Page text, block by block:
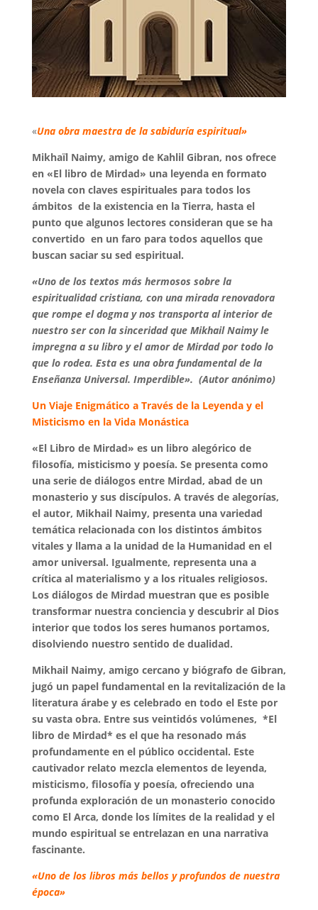
«Una obra maestra de la sabiduría espiritual»
Mikhaïl Naimy, amigo de Kahlil Gibran, nos ofrece
en «El libro de Mirdad» una leyenda en formato
novela con claves espirituales para todos los
ámbitos de la existencia en la Tierra, hasta el
punto que algunos lectores consideran que se ha
convertido en un faro para todos aquellos que
buscan saciar su sed espiritual.
«Uno de los textos más hermosos sobre la
espiritualidad cristiana, con una mirada renovadora
que rompe el dogma y nos transporta al interior de
nuestro ser con la sinceridad que Mikhail Naimy le
impregna a su libro y el amor de Mirdad por todo lo
que lo rodea. Esta es una obra fundamental de la
Enseñanza Universal. Imperdible». (Autor anónimo)
Un Viaje Enigmático a Través de la Leyenda y el
Misticismo en la Vida Monástica
«El Libro de Mirdad» es un libro alegórico de
filosofía, misticismo y poesía. Se presenta como
una serie de diálogos entre Mirdad, abad de un
monasterio y sus discípulos. A través de alegorías,
el autor, Mikhail Naimy, presenta una variedad
temática relacionada con los distintos ámbitos
vitales y llama a la unidad de la Humanidad en el
amor universal. Igualmente, representa una a
crítica al materialismo y a los rituales religiosos.
Los diálogos de Mirdad muestran que es posible
transformar nuestra conciencia y descubrir al Dios
interior que todos los seres humanos portamos,
disolviendo nuestro sentido de dualidad.
Mikhail Naimy, amigo cercano y biógrafo de Gibran,
jugó un papel fundamental en la revitalización de la
literatura árabe y es celebrado en todo el Este por
su vasta obra. Entre sus veintidós volúmenes, *El
libro de Mirdad* es el que ha resonado más
profundamente en el público occidental. Este
cautivador relato mezcla elementos de leyenda,
misticismo, filosofía y poesía, ofreciendo una
profunda exploración de un monasterio conocido
como El Arca, donde los límites de la realidad y el
mundo espiritual se entrelazan en una narrativa
fascinante.
«Uno de los libros más bellos y profundos de nuestra
época»